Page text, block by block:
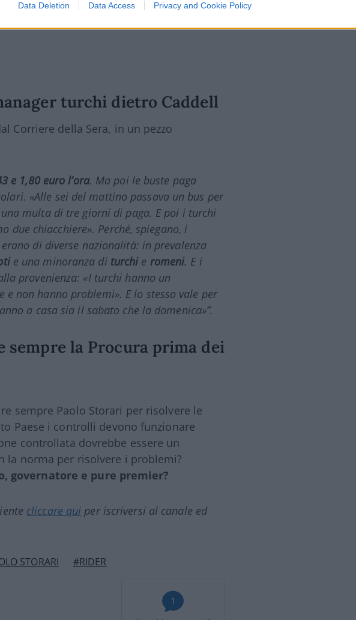
Data Deletion Data Access Privacy and Cookie Policy
turchi dietro Caddell
Corriere della Sera, in un pezzo
e 1,80 euro l’ora. Ma poi le buste paga
«Alle sei del mattino passava un bus per
multa di tre giorni di paga. E poi i turchi
due chiacchiere». Perché, spiegano, i
di diverse nazionalità: in prevalenza
e una minoranza di turchie romeni. E i
provenienza: «I turchi hanno un
non hanno problemi». E lo stesso vale per
a casa sia il sabato che la domenica»”.
sempre la Procura prima dei
sempre Paolo Storari per risolvere le
Paese i controlli devono funzionare
controllata dovrebbe essere un
la norma per risolvere i problemi?
governatore e pure premier?
cliccare qui per iscriversi al canale ed
STORARI #RIDER
1